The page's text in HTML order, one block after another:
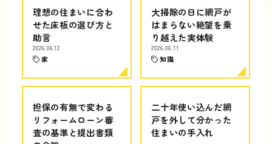
理想の住まいに合わ
せた床板の選び方と
助言
2026.06.12
家
大掃除の日に網戸が
はまらない絶望を乗
り越えた実体験
2026.06.11
知識
担保の有無で変わる
リフォームローン審
査の基準と提出書類
二十年使い込んだ網
戸を外して分かった
住まいの手入れ